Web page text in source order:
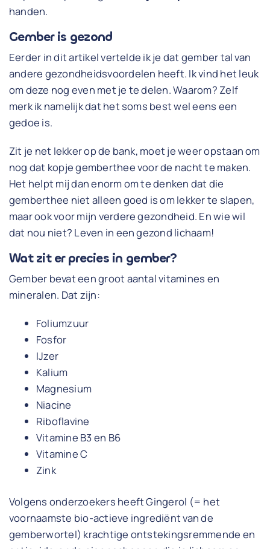
handen.
Gember is gezond
Eerder in dit artikel vertelde ik je dat gember tal van
andere gezondheidsvoordelen heeft. Ik vind het leuk
om deze nog even met je te delen. Waarom? Zelf
merk ik namelijk dat het soms best wel eens een
gedoe is.
Zit je net lekker op de bank, moet je weer opstaan om
nog dat kopje gemberthee voor de nacht te maken.
Het helpt mij dan enorm om te denken dat die
gemberthee niet alleen goed is om lekker te slapen,
maar ook voor mijn verdere gezondheid. En wie wil
dat nou niet? Leven in een gezond lichaam!
Wat zit er precies in gember?
Gember bevat een groot aantal vitamines en
mineralen. Dat zijn:
Foliumzuur
Fosfor
IJzer
Kalium
Magnesium
Niacine
Riboflavine
Vitamine B3 en B6
Vitamine C
Zink
Volgens onderzoekers heeft Gingerol (= het
voornaamste bio-actieve ingrediënt van de
gemberwortel) krachtige ontstekingsremmende en